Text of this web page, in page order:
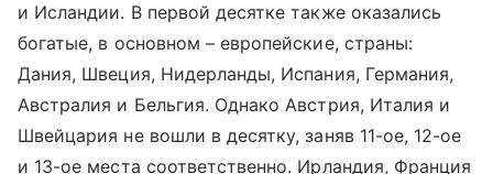
и Исландии. В первой десятке также оказались
богатые, в основном – европейские, страны:
Дания, Швеция, Нидерланды, Испания, Германия,
Австралия и Бельгия. Однако Австрия, Италия и
Швейцария не вошли в десятку, заняв 11-ое, 12-ое
и 13-ое места соответственно. Ирландия, Франция